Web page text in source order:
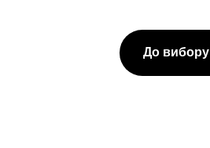
До вибору